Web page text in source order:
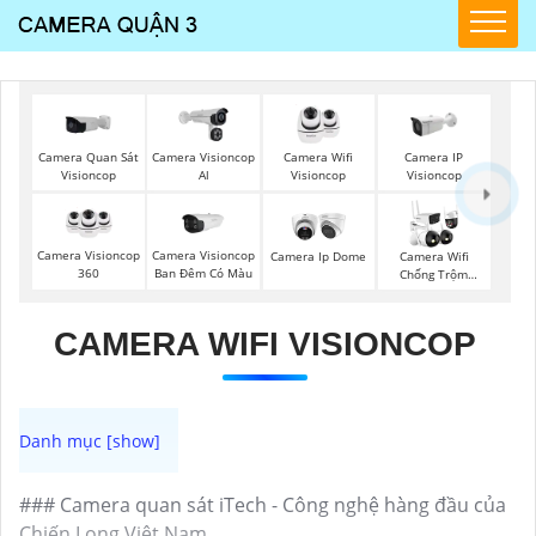
Camera Quan Sát
Visioncop
Camera Visioncop
Al
Camera Wifi
Visioncop
Camera IP
Visioncop
Camera Visioncop
360
Camera Visioncop
Ban Đêm Có Màu
Camera Ip Dome
Camera Wifi
Chống Trộm
CAMERA WIFI VISIONCOP
### Camera quan sát iTech - Công nghệ hàng đầu của